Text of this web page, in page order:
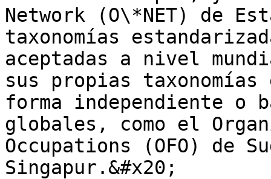
Network (O\*NET) de
taxonomías
aceptadas a nivel
sus propias
forma independiente o
globales, como el
Occupations (OFO) de
Singapur.&#x20;